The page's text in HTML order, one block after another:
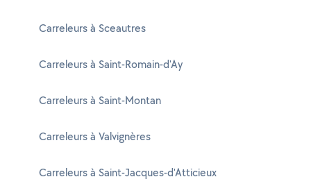
Carreleurs à Sceautres
Carreleurs à Saint-Romain-d'Ay
Carreleurs à Saint-Montan
Carreleurs à Valvignères
Carreleurs à Saint-Jacques-d'Atticieux